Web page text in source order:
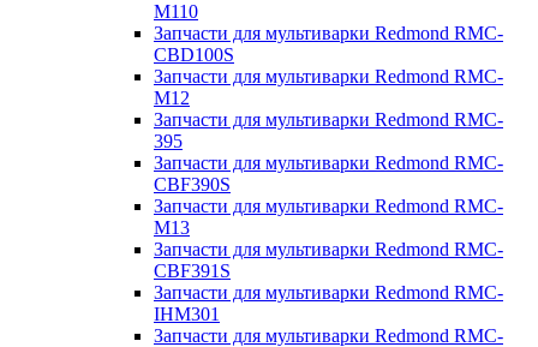
M110
Запчасти для мультиварки Redmond RMC-
CBD100S
Запчасти для мультиварки Redmond RMC-
M12
Запчасти для мультиварки Redmond RMC-
395
Запчасти для мультиварки Redmond RMC-
CBF390S
Запчасти для мультиварки Redmond RMC-
M13
Запчасти для мультиварки Redmond RMC-
CBF391S
Запчасти для мультиварки Redmond RMC-
IHM301
Запчасти для мультиварки Redmond RMC-